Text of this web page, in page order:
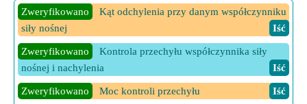
Utworzony
Promień Geo, biorąc pod uwagę bezwzględną
prędkość kątową Ziemi i prędkość Geo
Iść
Utworzony
Promień geograficzny przy danej bezwzględnej
prędkości kątowej Ziemi
Iść
Utworzony
Promień geograficzny przy danej prędkości
Zweryfikowano
Kąt odchylenia przy danym współczynniku
siły nośnej
Iść
Zweryfikowano
Kontrola przechyłu współczynnika siły
nośnej i nachylenia
Iść
Zweryfikowano Moc kontroli przechyłu Iść